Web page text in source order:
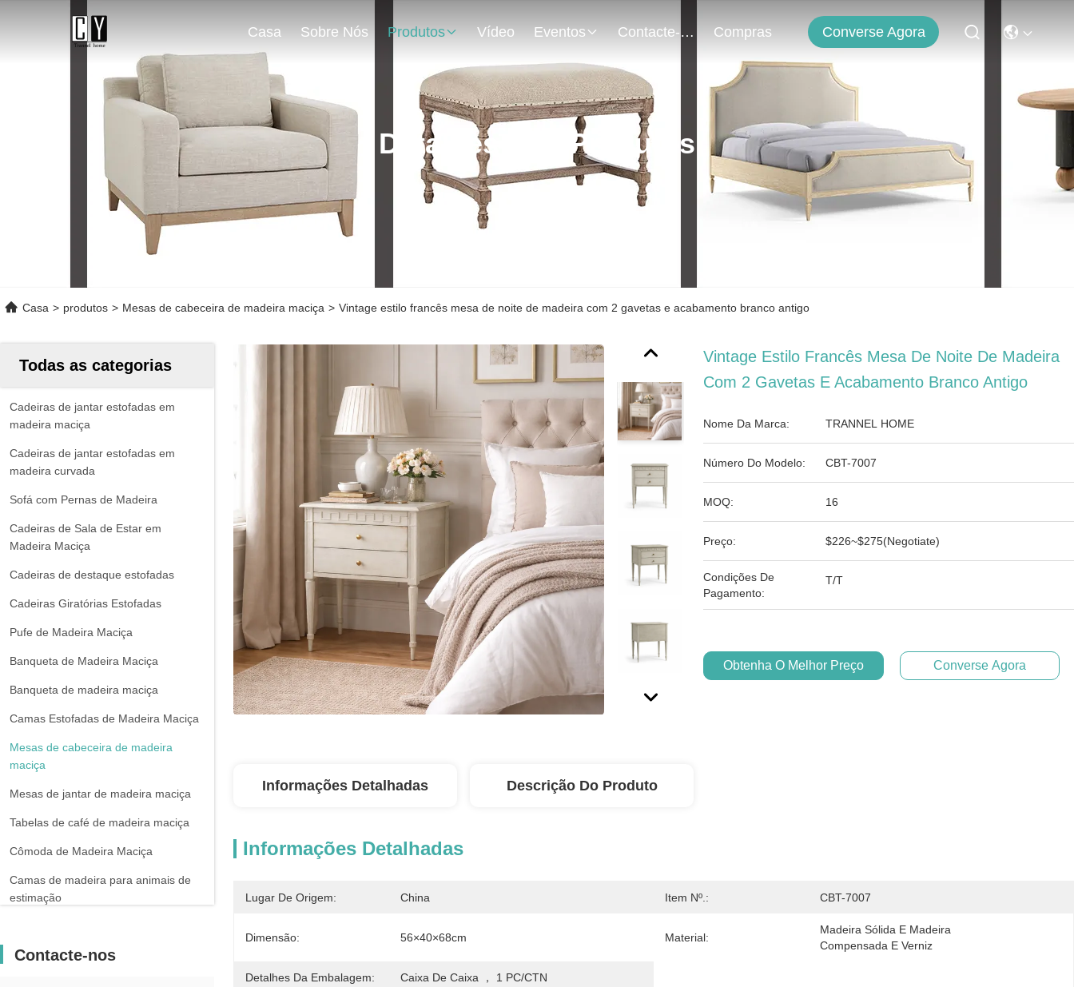
Casa Sobre Nós Produtos Vídeo Eventos Contacte-Nos Compras Converse Agora
Detalhes Dos Produtos
Casa > produtos > Mesas de cabeceira de madeira maciça > Vintage estilo francês mesa de noite de madeira com 2 gavetas e acabamento branco antigo
Todas as categorias
Cadeiras de jantar estofadas em
madeira maciça
Cadeiras de jantar estofadas em
madeira curvada
Sofá com Pernas de Madeira
Cadeiras de Sala de Estar em
Madeira Maciça
Cadeiras de destaque estofadas
Cadeiras Giratórias Estofadas
Pufe de Madeira Maciça
Banqueta de Madeira Maciça
Banqueta de madeira maciça
Camas Estofadas de Madeira Maciça
Mesas de cabeceira de madeira
maciça
Mesas de jantar de madeira maciça
Tabelas de café de madeira maciça
Cômoda de Madeira Maciça
Camas de madeira para animais de
estimação
Contacte-nos
Vintage Estilo Francês Mesa De Noite De Madeira
Com 2 Gavetas E Acabamento Branco Antigo
Nome Da Marca: TRANNEL HOME
Número Do Modelo: CBT-7007
MOQ: 16
Preço: $226~$275(Negotiate)
Condições De
Pagamento:
T/T
Obtenha O Melhor Preço Converse Agora
Informações Detalhadas Descrição Do Produto
Informações Detalhadas
Lugar De Origem: China Item Nº.: CBT-7007
Dimensão: 56×40×68cm Material:
Madeira Sólida E Madeira
Compensada E Verniz
Detalhes Da Embalagem: Caixa De Caixa ， 1 PC/CTN